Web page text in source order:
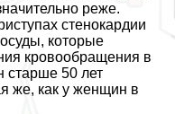
реже.
стенокардии
которые
кровообращения в
старше 50 лет
же, как у женщин в